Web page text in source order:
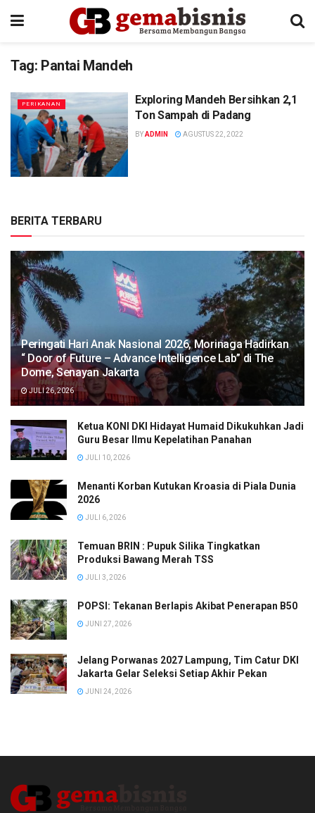
Tag: Pantai Mandeh
PERIKANAN
Exploring Mandeh Bersihkan 2,1
Ton Sampah di Padang
BYADMIN AGUSTUS 22, 2022
BERITA TERBARU
Peringati Hari Anak Nasional 2026, Morinaga Hadirkan
“ Door of Future – Advance Intelligence Lab” di The
Dome, Senayan Jakarta
JULI 26, 2026
Ketua KONI DKI Hidayat Humaid Dikukuhkan Jadi
Guru Besar Ilmu Kepelatihan Panahan
JULI 10, 2026
Menanti Korban Kutukan Kroasia di Piala Dunia
2026
JULI 6, 2026
Temuan BRIN : Pupuk Silika Tingkatkan
Produksi Bawang Merah TSS
JULI 3, 2026
POPSI: Tekanan Berlapis Akibat Penerapan B50
JUNI 27, 2026
Jelang Porwanas 2027 Lampung, Tim Catur DKI
Jakarta Gelar Seleksi Setiap Akhir Pekan
JUNI 24, 2026